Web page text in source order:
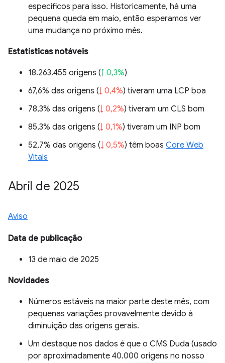
específicos para isso. Historicamente, há uma
pequena queda em maio, então esperamos ver
uma mudança no próximo mês.
Estatísticas notáveis
18.263.455 origens (↑ 0,3%)
67,6% das origens (↓ 0,4%) tiveram uma LCP boa
78,3% das origens (↓ 0,2%) tiveram um CLS bom
85,3% das origens (↓ 0,1%) tiveram um INP bom
52,7% das origens (↓ 0,5%) têm boas Core Web
Vitals
Abril de 2025
Aviso
Data de publicação
13 de maio de 2025
Novidades
Números estáveis na maior parte deste mês, com
pequenas variações provavelmente devido à
diminuição das origens gerais.
Um destaque nos dados é que o CMS Duda (usado
por aproximadamente 40.000 origens no nosso